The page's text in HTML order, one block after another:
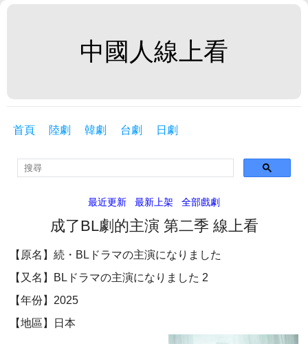
中國人線上看
首頁 陸劇 韓劇 台劇 日劇
最近更新 最新上架 全部戲劇
成了BL劇的主演 第二季 線上看
【原名】続・BLドラマの主演になりました
【又名】BLドラマの主演になりました 2
【年份】2025
【地區】日本